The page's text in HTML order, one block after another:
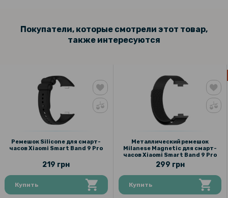
металической застежкой
Противоударное защитное стекло SoftGlass Full Cover PMMA для
Xiaomi Smart Band 9 Pro, Black
Покупатели, которые смотрели этот товар,
также интересуются
Ремешок Silicone для смарт-
часов Xiaomi Smart Band 9 Pro
219 грн
Купить
Металлический ремешок
Milanese Magnetic для смарт-
часов Xiaomi Smart Band 9 Pro
299 грн
Купить